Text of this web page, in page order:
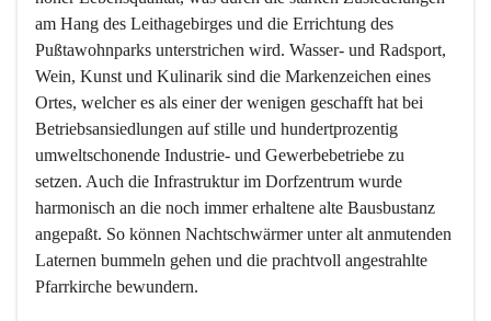
am Hang des Leithagebirges und die Errichtung des
Pußtawohnparks unterstrichen wird. Wasser- und Radsport,
Wein, Kunst und Kulinarik sind die Markenzeichen eines
Ortes, welcher es als einer der wenigen geschafft hat bei
Betriebsansiedlungen auf stille und hundertprozentig
umweltschonende Industrie- und Gewerbebetriebe zu
setzen. Auch die Infrastruktur im Dorfzentrum wurde
harmonisch an die noch immer erhaltene alte Bausbustanz
angepaßt. So können Nachtschwärmer unter alt anmutenden
Laternen bummeln gehen und die prachtvoll angestrahlte
Pfarrkirche bewundern.